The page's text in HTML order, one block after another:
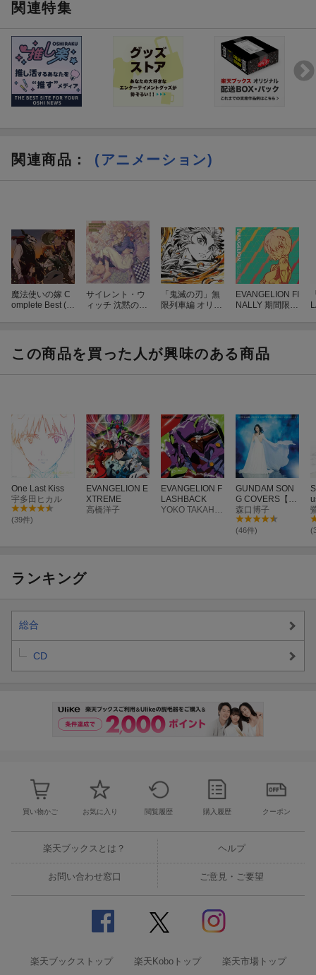
関連特集
関連商品 ： (アニメーション)
魔法使いの嫁 C
omplete Best (初
サイレント・ウ
ィッチ 沈黙の魔
「鬼滅の刃」無
限列車編 オリジ
EVANGELION FI
NALLY 期間限定
この商品を買った人が興味のある商品
One Last Kiss
宇多田ヒカル
(39件)
EVANGELION E
XTREME
高橋洋子
EVANGELION F
LASHBACK
GUNDAM SON
G COVERS【特
典なし】
森口博子
(46件)
ランキング
総合
CD
買い物かご お気に入り 閲覧履歴 購入履歴 クーポン
楽天ブックスとは？ ヘルプ
お問い合わせ窓口 ご意見・ご要望
楽天ブックストップ 楽天Koboトップ 楽天市場トップ